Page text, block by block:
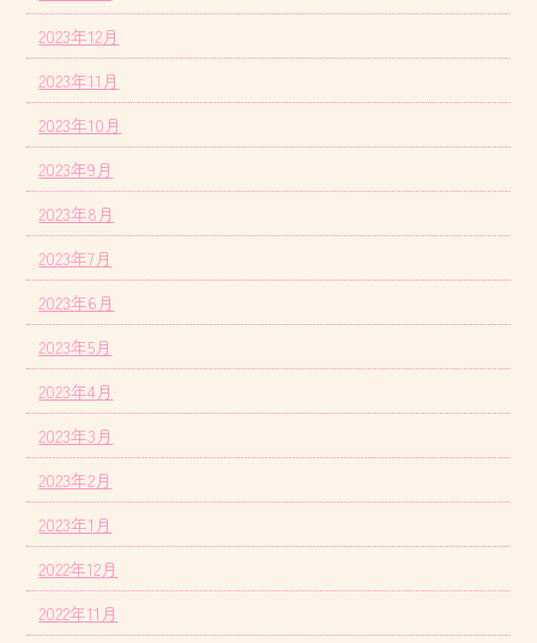
2023年12月
2023年11月
2023年10月
2023年9月
2023年8月
2023年7月
2023年6月
2023年5月
2023年4月
2023年3月
2023年2月
2023年1月
2022年12月
2022年11月